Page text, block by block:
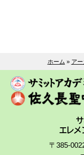
ホーム » ア
エレメ
〒385-